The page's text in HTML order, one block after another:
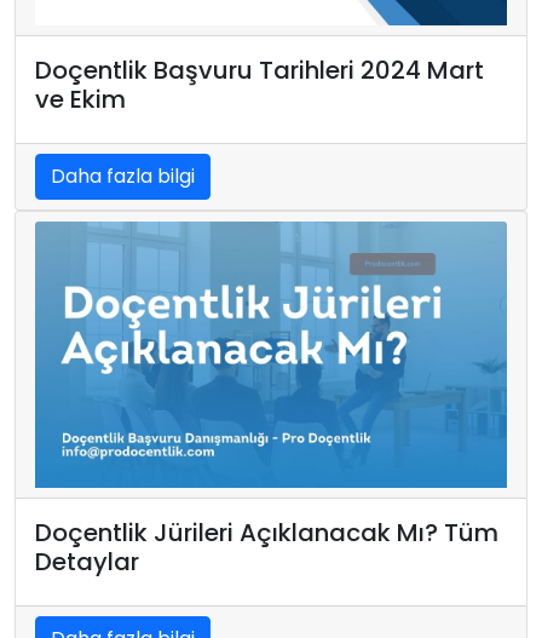
Doçentlik Başvuru Tarihleri 2024 Mart
ve Ekim
Daha fazla bilgi
Doçentlik Jürileri Açıklanacak Mı? Tüm
Detaylar